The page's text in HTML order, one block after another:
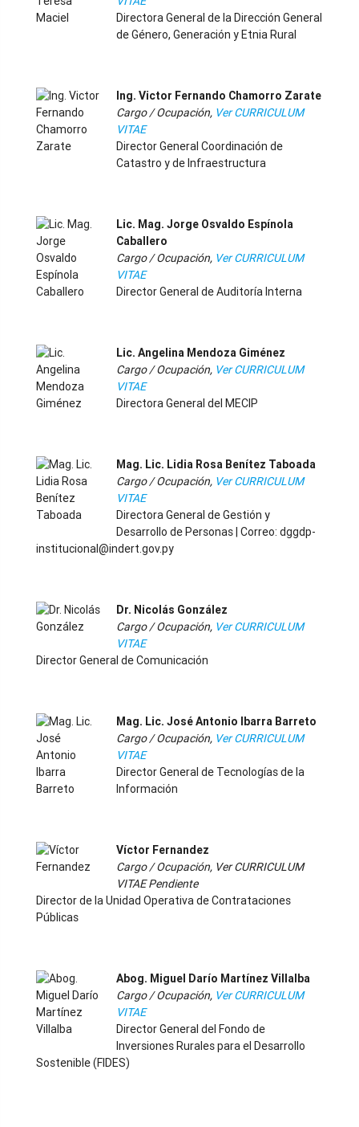
Directora General de la Dirección General
de Género, Generación y Etnia Rural
Ing. Victor Fernando Chamorro Zarate
Cargo / Ocupación, Ver CURRICULUM
VITAE
Director General Coordinación de
Catastro y de Infraestructura
Lic. Mag. Jorge Osvaldo Espínola
Caballero
Cargo / Ocupación, Ver CURRICULUM
VITAE
Director General de Auditoría Interna
Lic. Angelina Mendoza Giménez
Cargo / Ocupación, Ver CURRICULUM
VITAE
Directora General del MECIP
Mag. Lic. Lidia Rosa Benítez Taboada
Cargo / Ocupación, Ver CURRICULUM
VITAE
Directora General de Gestión y
Desarrollo de Personas | Correo: dggdp-
institucional@indert.gov.py
Dr. Nicolás González
Cargo / Ocupación, Ver CURRICULUM
VITAE
Director General de Comunicación
Mag. Lic. José Antonio Ibarra Barreto
Cargo / Ocupación, Ver CURRICULUM
VITAE
Director General de Tecnologías de la
Información
Víctor Fernandez
Cargo / Ocupación, Ver CURRICULUM
VITAE Pendiente
Director de la Unidad Operativa de Contrataciones
Públicas
Abog. Miguel Darío Martínez Villalba
Cargo / Ocupación, Ver CURRICULUM
VITAE
Director General del Fondo de
Inversiones Rurales para el Desarrollo
Sostenible (FIDES)